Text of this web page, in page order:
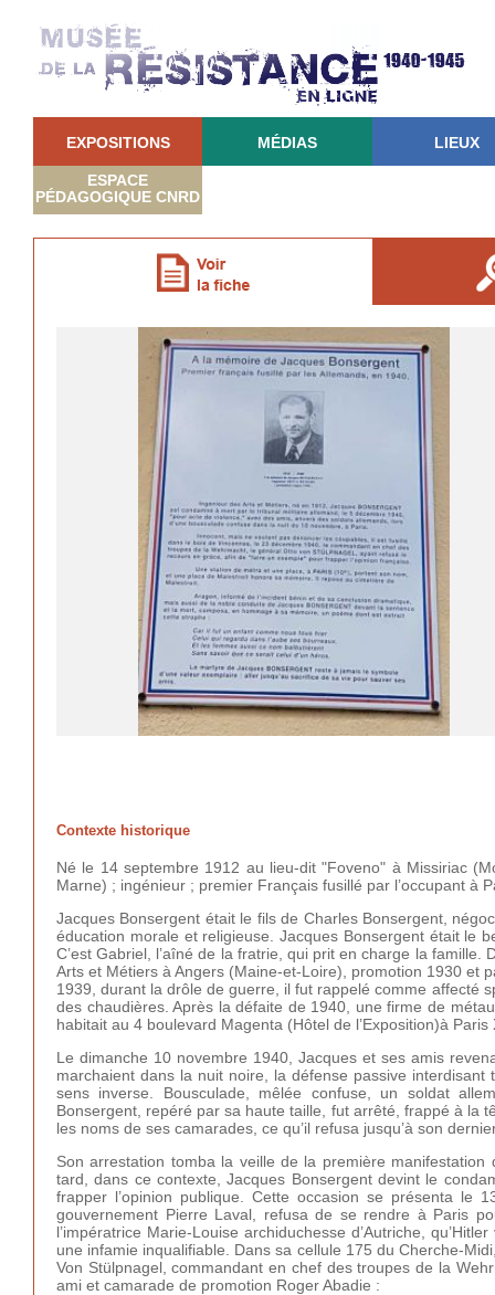
EXPOSITIONS MÉDIAS LIEUX
ESPACE
PÉDAGOGIQUE CNRD
Contexte historique
Né le 14 septembre 1912 au lieu-dit "Foveno" à Missiriac
Marne) ; ingénieur ; premier Français fusillé par l’occupant à
Jacques Bonsergent était le fils de Charles Bonsergent,
éducation morale et religieuse. Jacques Bonsergent était le
C’est Gabriel, l’aîné de la fratrie, qui prit en charge la
Arts et Métiers à Angers (Maine-et-Loire), promotion 1930 et
1939, durant la drôle de guerre, il fut rappelé comme affecté
des chaudières. Après la défaite de 1940, une firme de
habitait au 4 boulevard Magenta (Hôtel de l’Exposition)à Paris
Le dimanche 10 novembre 1940, Jacques et ses amis
marchaient dans la nuit noire, la défense passive
sens inverse. Bousculade, mêlée confuse, un soldat
Bonsergent, repéré par sa haute taille, fut arrêté, frappé à la
les noms de ses camarades, ce qu’il refusa jusqu’à son
Son arrestation tomba la veille de la première
tard, dans ce contexte, Jacques Bonsergent devint le
frapper l’opinion publique. Cette occasion se présenta le
gouvernement Pierre Laval, refusa de se rendre à Paris
l’impératrice Marie-Louise archiduchesse d’Autriche,
une infamie inqualifiable. Dans sa cellule 175 du Cherche-
Von Stülpnagel, commandant en chef des troupes de la
ami et camarade de promotion Roger Abadie :